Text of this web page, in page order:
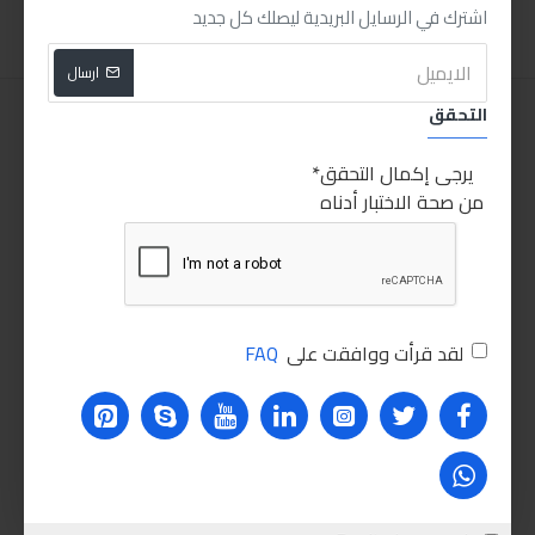
اشترك في الرسايل البريدية ليصلك كل جديد
ارسال
التحقق
يرجى إكمال التحقق
من صحة الاختبار أدناه
لقد قرأت ووافقت على FAQ